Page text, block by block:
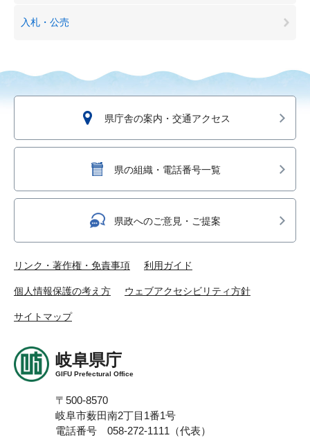
入札・公売
県庁舎の案内・交通アクセス
県の組織・電話番号一覧
県政へのご意見・ご提案
リンク・著作権・免責事項 利用ガイド
個人情報保護の考え方 ウェブアクセシビリティ方針
サイトマップ
岐阜県庁
GIFU Prefectural Office
〒500-8570
岐阜市薮田南2丁目1番1号
電話番号 058-272-1111（代表）